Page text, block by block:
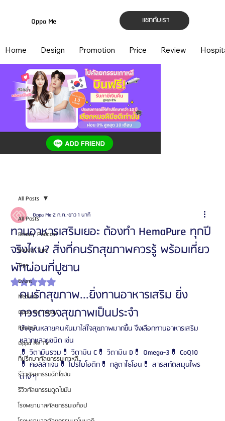
แชทกับเรา
Oppa Me
Home Design Promotion Price Review
All Posts
Beauty Podcast
Beauty Tips
Tips
Event
Medical
Oppa Me Today
Review
Oppa Me TV
ที่ปรึกษาศัลยกรรมเกาหลี
รีวิวศัลยกรรมฉีดไขมัน
รีวิวศัลยกรรมดูดไขมัน
โรงพยาบาลศัลยกรรมเอท็อป
All Posts
ทานอาหารเสริมเยอะ ต้องทำ HemaPure ทุกปี
จริงไหม? สิ่งที่คนรักสุขภาพควรรู้ พร้อมเที่ยว
พักผ่อนที่ปูซาน
Oppa Me2 ก.ค. ยาว 1 นาที
ได้รับ NaN เต็ม 5 ดาว
คนรักสุขภาพ...ยิ่งทานอาหารเสริม ยิ่ง
ควรตรวจสุขภาพเป็นประจำ
ปัจจุบันหลายคนหันมาใส่ใจสุขภาพมากขึ้น จึงเลือกทานอาหารเสริม
หลากหลายชนิด เช่น
💊 วิตามินรวม💊 วิตามิน C💊 วิตามิน D💊 Omega-3💊 CoQ10
💊 คอลลาเจน💊 โปรไบโอติก💊 กลูตาไธโอน💊 สารสกัดสมุนไพร
ต่าง ๆ